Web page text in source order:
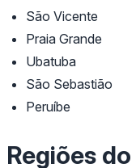
São Vicente
Praia Grande
Ubatuba
São Sebastião
Peruíbe
Regiões